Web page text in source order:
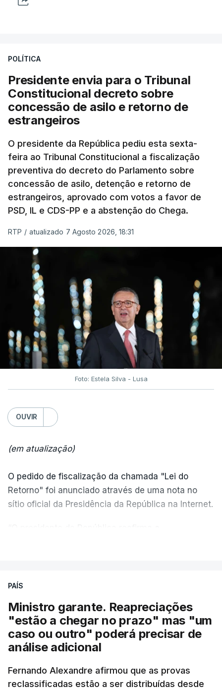
POLÍTICA
Presidente envia para o Tribunal
Constitucional decreto sobre
concessão de asilo e retorno de
estrangeiros
O presidente da República pediu esta sexta-
feira ao Tribunal Constitucional a fiscalização
preventiva do decreto do Parlamento sobre
concessão de asilo, detenção e retorno de
estrangeiros, aprovado com votos a favor de
PSD, IL e CDS-PP e a abstenção do Chega.
RTP / atualizado 7 Agosto 2026, 18:31
Foto: Estela Silva - Lusa
OUVIR
(em atualização)
O pedido de fiscalização da chamada "Lei do
Retorno" foi anunciado através de uma nota no
sítio oficial da Presidência da República na Internet.
quadro de cooperação entre os Estados europeus
nota.
“Por outro lado, o presidente da República reitera
que a segurança das nossas fronteiras não é
incompatível com a dignidade humana. Atente-se
que as mulheres, homens e crianças que pedem
PAÍS
Ministro garante. Reapreciações
"estão a chegar no prazo" mas "um
caso ou outro" poderá precisar de
análise adicional
Fernando Alexandre afirmou que as provas
reclassificadas estão a ser distribuídas desde